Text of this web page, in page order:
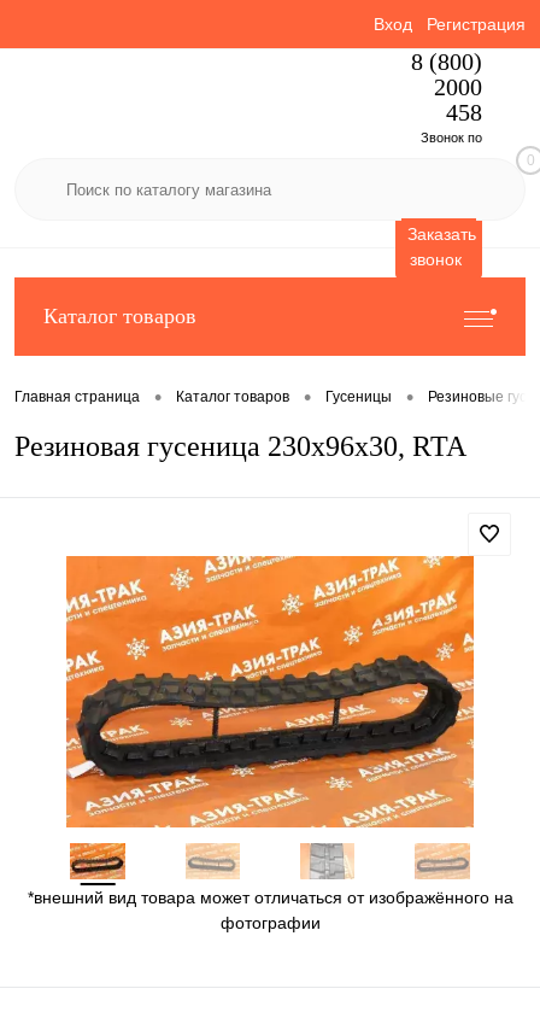
Вход Регистрация
8 (800)
2000
458
Звонок по
Заказать
звонок
0
Каталог товаров
Главная страница • Каталог товаров • Гусеницы • Резиновые
Резиновая гусеница 230x96x30, RTA
*внешний вид товара может отличаться от изображённого на
фотографии